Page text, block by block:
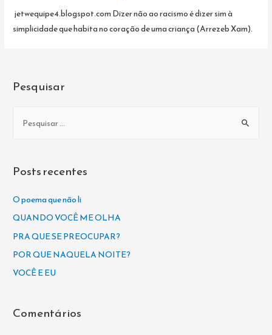
jetwequipe4.blogspot.com Dizer não ao racismo é dizer sim à
simplicidade que habita no coração de uma criança (Arrezeb Xam).
Pesquisar
i
s
p
o
:
Posts recentes
O poema que não li
QUANDO VOCÊ ME OLHA
PRA QUE SE PREOCUPAR?
POR QUE NAQUELA NOITE?
VOCÊ E EU
Comentários